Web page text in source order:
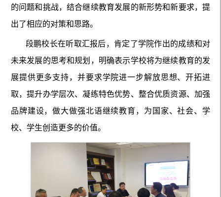
的问题和挑战，结合继续教育发展的新形势和新要求，提
出了相应的对策和思路。
段鹏校长在听取汇报后，肯定了学院作出的成绩和对
未来发展的思考和规划，明确表示学校将为继续教育的发
展提供更多支持，并要求学院进一步解放思想、开拓进
取，提升办学层次、凝练特色优势、整合优质资源、加强
品牌建设，做大做强北语继续教育，为国家、社会、学
校、学生创造更多的价值。